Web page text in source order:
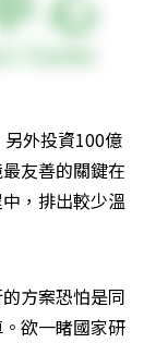
外投資100億
友善的關鍵在
，排出較少溫
方案恐怕是同
欲一睹國家研